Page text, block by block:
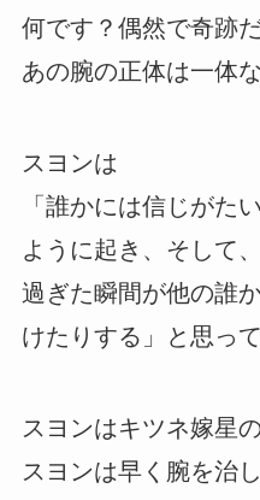
何です？偶然で奇跡
あの腕の正体は一体
スヨンは
「誰かには信じがた
ように起き、そして
過ぎた瞬間が他の誰
けたりする」と思って
スヨンはキツネ嫁星
スヨンは早く腕を治